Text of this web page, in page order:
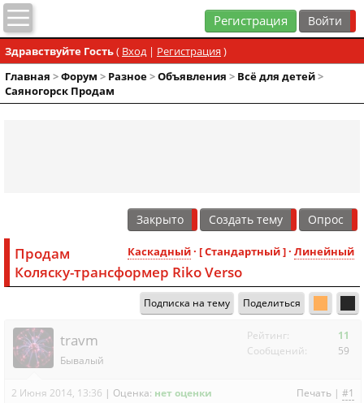
Регистрация
Здравствуйте Гость( Вход| Регистрация )
Главная >Форум > Разное>Объявления > Всё для детей>
Саяногорск Продам
Закрыто Создать тему Опрос
Каскадный· [ Стандартный ] · Линейный
Продам
Коляску-трансформер Riko Verso
Подписка на тему Поделиться
travm
Бывалый
Рейтинг:
11
Сообщений:
59
Печать | #1
2 Июня 2014, 13:36 | Оценка: нет оценки